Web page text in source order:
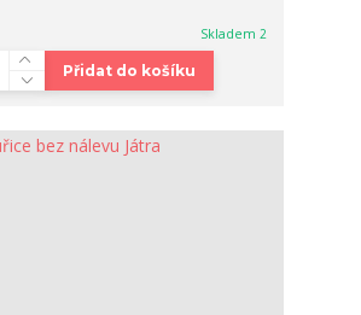
Skladem 2
Přidat do košíku